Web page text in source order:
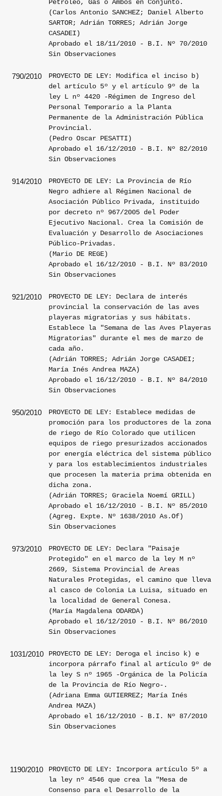
Petróleo, Gas o Ambos en Conjunto.
(Carlos Antonio SANCHEZ; Daniel Alberto
SARTOR; Adrián TORRES; Adrián Jorge
CASADEI)
Aprobado el 18/11/2010 - B.I. Nº 70/2010
Sin Observaciones
790/2010
PROYECTO DE LEY: Modifica el inciso b)
del artículo 5º y el artículo 9º de la
ley L nº 4420 -Régimen de Ingreso del
Personal Temporario a la Planta
Permanente de la Administración Pública
Provincial.
(Pedro Oscar PESATTI)
Aprobado el 16/12/2010 - B.I. Nº 82/2010
Sin Observaciones
914/2010
PROYECTO DE LEY: La Provincia de Río
Negro adhiere al Régimen Nacional de
Asociación Público Privada, instituido
por decreto nº 967/2005 del Poder
Ejecutivo Nacional. Crea la Comisión de
Evaluación y Desarrollo de Asociaciones
Público-Privadas.
(Mario DE REGE)
Aprobado el 16/12/2010 - B.I. Nº 83/2010
Sin Observaciones
921/2010
PROYECTO DE LEY: Declara de interés
provincial la conservación de las aves
playeras migratorias y sus hábitats.
Establece la "Semana de las Aves Playeras
Migratorias" durante el mes de marzo de
cada año.
(Adrián TORRES; Adrián Jorge CASADEI;
María Inés Andrea MAZA)
Aprobado el 16/12/2010 - B.I. Nº 84/2010
Sin Observaciones
950/2010
PROYECTO DE LEY: Establece medidas de
promoción para los productores de la zona
de riego de Río Colorado que utilicen
equipos de riego presurizados accionados
por energía eléctrica del sistema público
y para los establecimientos industriales
que procesen la materia prima obtenida en
dicha zona.
(Adrián TORRES; Graciela Noemí GRILL)
Aprobado el 16/12/2010 - B.I. Nº 85/2010
(Agreg. Expte. Nº 1638/2010 As.Of)
Sin Observaciones
973/2010
PROYECTO DE LEY: Declara "Paisaje
Protegido" en el marco de la ley M nº
2669, Sistema Provincial de Areas
Naturales Protegidas, el camino que lleva
al casco de Colonia La Luisa, situado en
la localidad de General Conesa.
(María Magdalena ODARDA)
Aprobado el 16/12/2010 - B.I. Nº 86/2010
Sin Observaciones
1031/2010
PROYECTO DE LEY: Deroga el inciso k) e
incorpora párrafo final al artículo 9º de
la ley S nº 1965 -Orgánica de la Policía
de la Provincia de Río Negro-.
(Adriana Emma GUTIERREZ; María Inés
Andrea MAZA)
Aprobado el 16/12/2010 - B.I. Nº 87/2010
Sin Observaciones
1190/2010
PROYECTO DE LEY: Incorpora artículo 5º a
la ley nº 4546 que crea la "Mesa de
Consenso para el Desarrollo de la